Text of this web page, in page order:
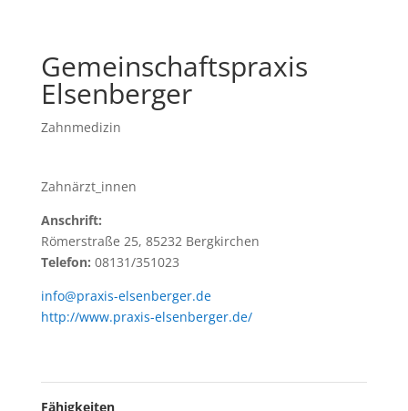
Gemeinschaftspraxis
Elsenberger
Zahnmedizin
Zahnärzt_innen
Anschrift:
Römerstraße 25, 85232 Bergkirchen
Telefon: 08131/351023
info@praxis-elsenberger.de
http://www.praxis-elsenberger.de/
Fähigkeiten